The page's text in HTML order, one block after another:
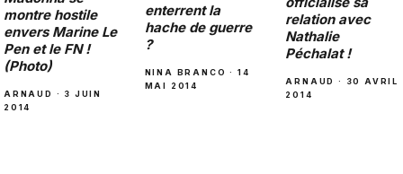
montre hostile
envers Marine Le
Pen et le FN !
(Photo)
ARNAUD · 3 JUIN
2014
enterrent la
hache de guerre
?
NINA BRANCO · 14
MAI 2014
relation avec
Nathalie
Péchalat !
ARNAUD · 30 AVRIL
2014